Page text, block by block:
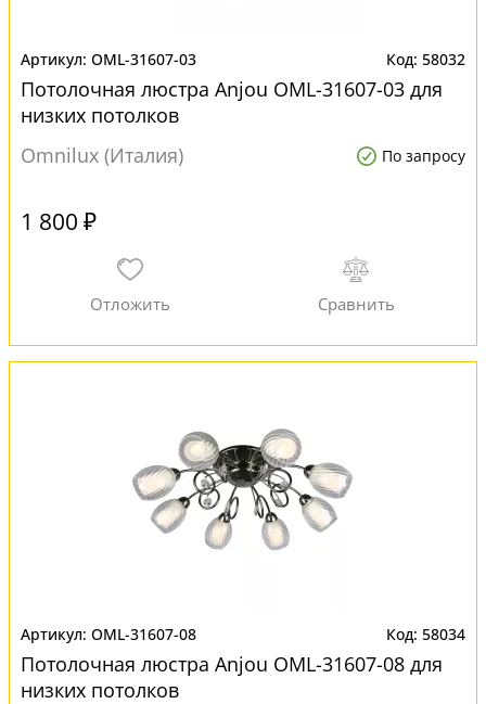
OML-31607-03 58032
Потолочная люстра Anjou OML-31607-03 для
низких потолков
Omnilux (Италия)
По запросу
1 800 ₽
OML-31607-08 58034
Потолочная люстра Anjou OML-31607-08 для
низких потолков